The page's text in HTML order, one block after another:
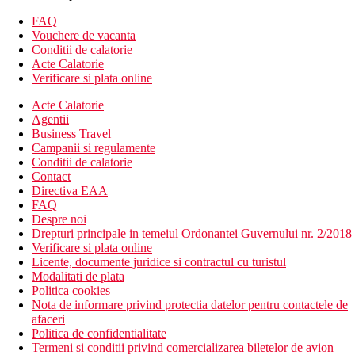
Alte tipuri de camere (daca nu se specifica altfel, camerele au
facilitatile de mai sus)
Camera de familie: doua dormitoare separate
Descrierea hotelului
hol de intrare cu receptie
restaurant
Wi-Fi (contra cost)
bar
piscina (sezlonguri si umbrele gratuite, prosoape la un
depozit)
piscina pentru copii
Descrierea plajei
nisipos
umbrele de soare si sezlonguri contra cost
Activitati sportive gratuite
FAQ
Vouchere de vacanta
Conditii de calatorie
Acte Calatorie
Verificare si plata online
Acte Calatorie
Agentii
Business Travel
Campanii si regulamente
Conditii de calatorie
Contact
Directiva EAA
FAQ
Despre noi
Drepturi principale in temeiul Ordonantei Guvernului nr. 2/2018
Verificare si plata online
Licente, documente juridice si contractul cu turistul
Modalitati de plata
Politica cookies
Nota de informare privind protectia datelor pentru contactele de
afaceri
Politica de confidentialitate
Termeni si conditii privind comercializarea biletelor de avion